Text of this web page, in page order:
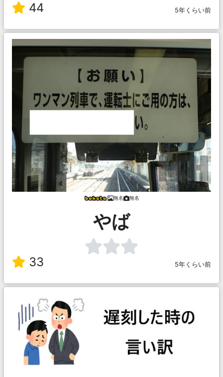
44 5年くらい前
無名 無名
やば
33 5年くらい前